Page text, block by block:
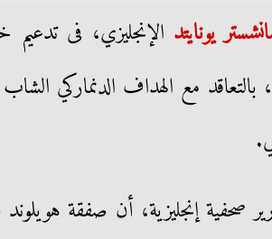
يونايتد الإنجليزي، فى
بالتعاقد مع الهداف الدنماركي الشاب